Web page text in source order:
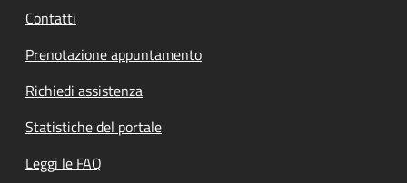
Contatti
Prenotazione appuntamento
Richiedi assistenza
Statistiche del portale
Leggi le FAQ